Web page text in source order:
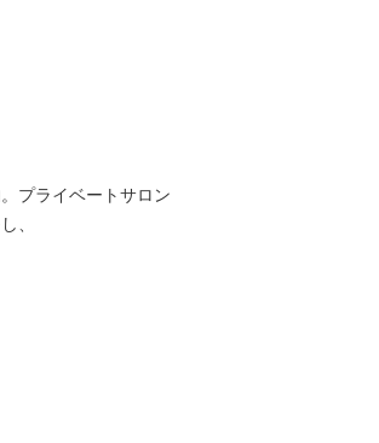
プライベートサロン
、